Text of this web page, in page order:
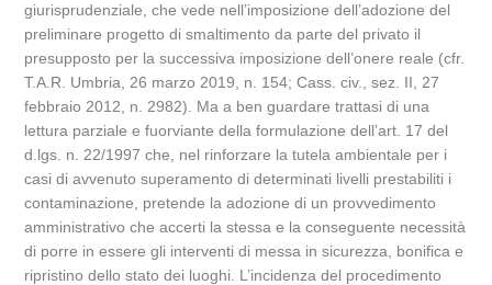
giurisprudenziale, che vede nell’imposizione dell’adozione del
preliminare progetto di smaltimento da parte del privato il
presupposto per la successiva imposizione dell’onere reale (cfr.
T.A.R. Umbria, 26 marzo 2019, n. 154; Cass. civ., sez. II, 27
febbraio 2012, n. 2982). Ma a ben guardare trattasi di una
lettura parziale e fuorviante della formulazione dell’art. 17 del
d.lgs. n. 22/1997 che, nel rinforzare la tutela ambientale per i
casi di avvenuto superamento di determinati livelli prestabiliti i
contaminazione, pretende la adozione di un provvedimento
amministrativo che accerti la stessa e la conseguente necessità
di porre in essere gli interventi di messa in sicurezza, bonifica e
ripristino dello stato dei luoghi. L’incidenza del procedimento